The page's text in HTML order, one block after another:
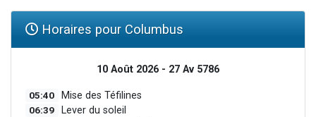
Horaires pour Columbus
10 Août 2026 - 27 Av 5786
05:40 Mise des Téfilines
06:39 Lever du soleil